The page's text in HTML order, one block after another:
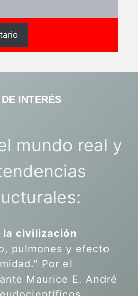
INTERÉS
mundo real y
la civilización
pulmones y efecto
Por el
Maurice E. André